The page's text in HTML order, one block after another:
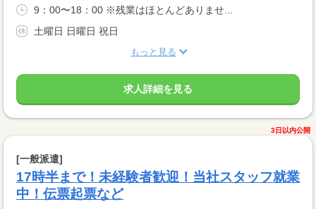
9：00〜18：00 ※残業はほとんどありませ...
土曜日 日曜日 祝日
もっと見る
求人詳細を見る
3日以内公開
[一般派遣]
17時半まで！未経験者歓迎！当社スタッフ就業
中！伝票起票など